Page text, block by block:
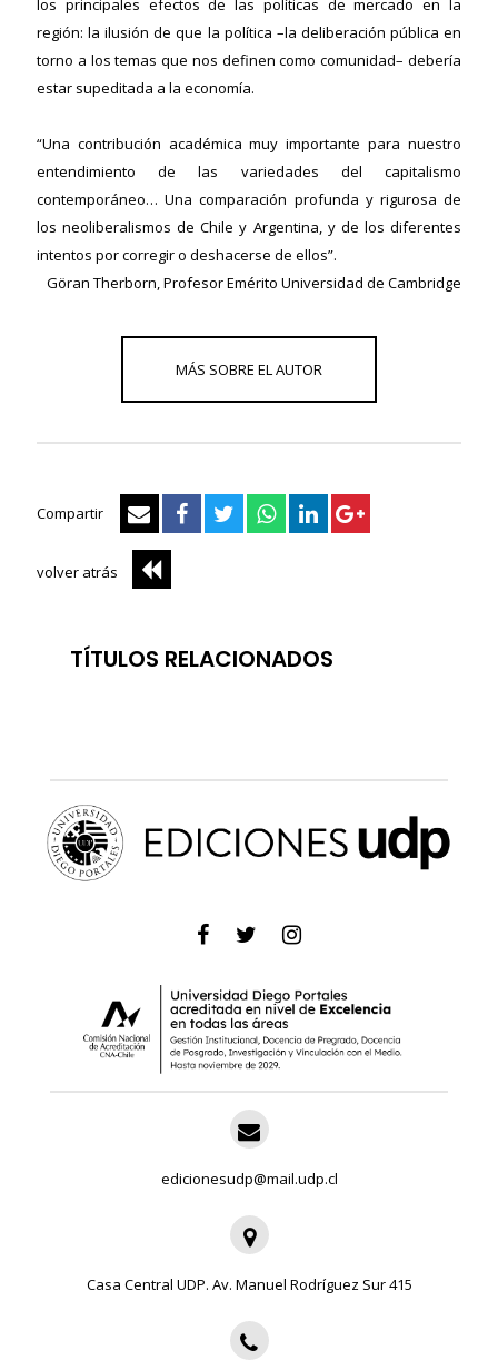
los principales efectos de las políticas de mercado en la
región: la ilusión de que la política –la deliberación pública en
torno a los temas que nos definen como comunidad– debería
estar supeditada a la economía.
“Una contribución académica muy importante para nuestro
entendimiento de las variedades del capitalismo
contemporáneo… Una comparación profunda y rigurosa de
los neoliberalismos de Chile y Argentina, y de los diferentes
intentos por corregir o deshacerse de ellos”.
Göran Therborn, Profesor Emérito Universidad de Cambridge
Compartir
volver atrás
TÍTULOS RELACIONADOS
edicionesudp@mail.udp.cl
Casa Central UDP. Av. Manuel Rodríguez Sur 415